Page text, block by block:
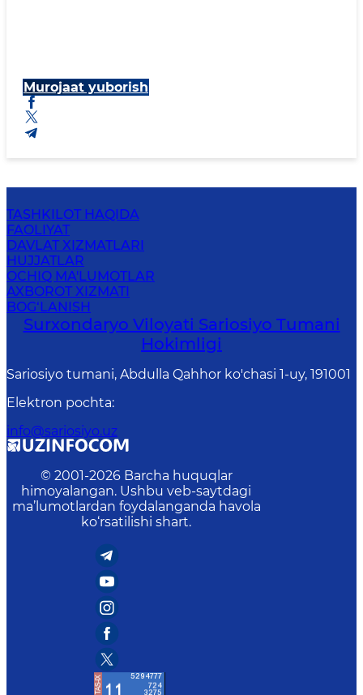
Murojaat yuborish
TASHKILOT HAQIDA
FAOLIYAT
DAVLAT XIZMATLARI
HUJJATLAR
OCHIQ MA'LUMOTLAR
AXBOROT XIZMATI
BOG‘LANISH
Surxondaryo Viloyati Sariosiyo Tumani
Hokimligi
Sariosiyo tumani, Abdulla Qahhor ko'chasi 1-uy, 191001
Elektron pochta:
info@sariosiyo.uz
© 2001-2026 Barcha huquqlar
himoyalangan. Ushbu veb-saytdagi
ma’lumotlardan foydalanganda havola
ko‘rsatilishi shart.